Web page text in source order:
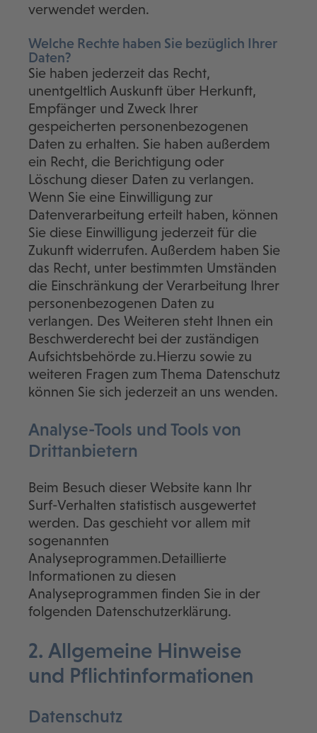
verwendet werden.
Welche Rechte haben Sie bezüglich Ihrer
Daten?
Sie haben jederzeit das Recht,
unentgeltlich Auskunft über Herkunft,
Empfänger und Zweck Ihrer
gespeicherten personenbezogenen
Daten zu erhalten. Sie haben außerdem
ein Recht, die Berichtigung oder
Löschung dieser Daten zu verlangen.
Wenn Sie eine Einwilligung zur
Datenverarbeitung erteilt haben, können
Sie diese Einwilligung jederzeit für die
Zukunft widerrufen. Außerdem haben Sie
das Recht, unter bestimmten Umständen
die Einschränkung der Verarbeitung Ihrer
personenbezogenen Daten zu
verlangen. Des Weiteren steht Ihnen ein
Beschwerderecht bei der zuständigen
Aufsichtsbehörde zu.Hierzu sowie zu
weiteren Fragen zum Thema Datenschutz
können Sie sich jederzeit an uns wenden.
Analyse-Tools und Tools von
Dritt­anbietern
Beim Besuch dieser Website kann Ihr
Surf-Verhalten statistisch ausgewertet
werden. Das geschieht vor allem mit
sogenannten
Analyseprogrammen.Detaillierte
Informationen zu diesen
Analyseprogrammen finden Sie in der
folgenden Datenschutzerklärung.
2. Allgemeine Hinweise
und Pflicht­informationen
Datenschutz